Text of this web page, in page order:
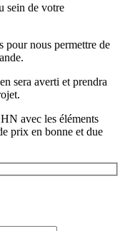
sein de votre
pour nous permettre de
sera averti et prendra
avec les éléments
prix en bonne et due